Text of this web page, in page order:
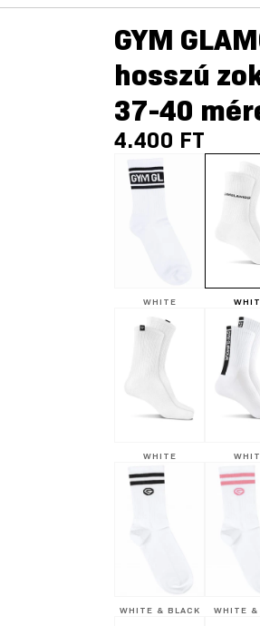
GYM
hosszú
37-40
4.400 FT
WHITE
WHITE
WHITE & BLACK WHITE &